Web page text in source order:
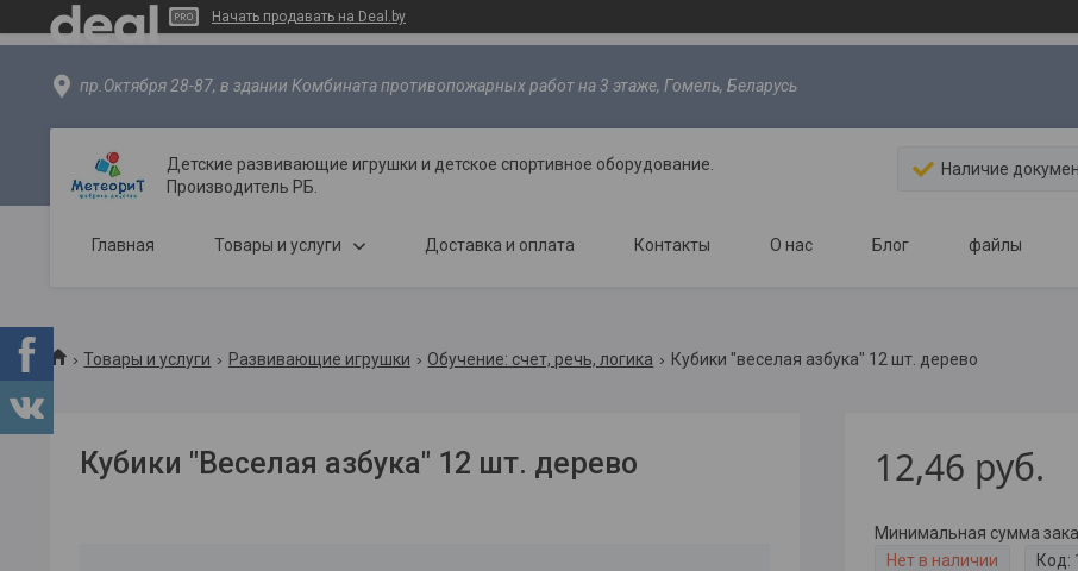
Начать продавать на Deal.by
пр.Октября 28-87, в здании Комбината противопожарных работ на 3 этаже, Гомель, Беларусь
Детские развивающие игрушки и детское спортивное оборудование.
Производитель РБ.
Наличие
Главная Товары и услуги Доставка и оплата Контакты О нас Блог файлы
Товары и услуги Развивающие игрушки Обучение: счет, речь, логика Кубики "веселая азбука" 12 шт. дерево
Кубики "Веселая азбука" 12 шт. дерево 12,46 руб.
Минимальная сумма
Нет в наличии
Код: